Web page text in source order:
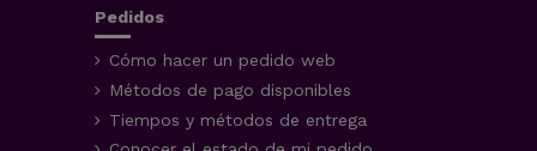
Pedidos
Cómo hacer un pedido web
Métodos de pago disponibles
Tiempos y métodos de entrega